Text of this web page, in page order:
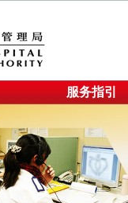
服务指引